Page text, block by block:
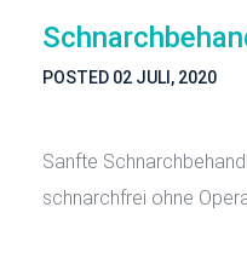
POSTED 02 JULI, 2020
Sanfte
schnarchfrei ohne